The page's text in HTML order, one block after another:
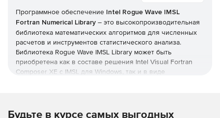
Программное обеспечение Intel Rogue Wave IMSL
Fortran Numerical Library – это высокопроизводительная
библиотека математических алгоритмов для численных
расчетов и инструментов статистического анализа.
Библиотека Rogue Wave IMSL Library может быть
приобретена как в составе решения Intel Visual Fortran
Composer XE с IMSL для Windows, так и в виде
IMSL Fortran Numerical Library – это стандарт
Будьте в курсе самых выгодных